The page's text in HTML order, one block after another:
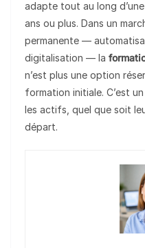
adapte tout au long
ans ou plus. Dans un
permanente —
digitalisation — la
n’est plus une option
formation initiale. C’est
les actifs, quel que soit
départ.